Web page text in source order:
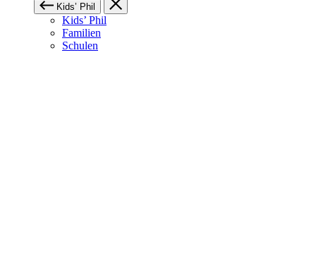
Kids’ Phil
Kids’ Phil
Familien
Schulen